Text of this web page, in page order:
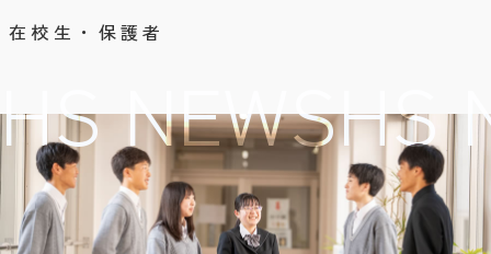
在校生・保護者
HS NEWSHS